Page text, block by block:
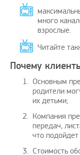
много
взрослые.
Читайте
Почему
Основным
родители
их детьми;
Компания
передач,
что
Стоимость